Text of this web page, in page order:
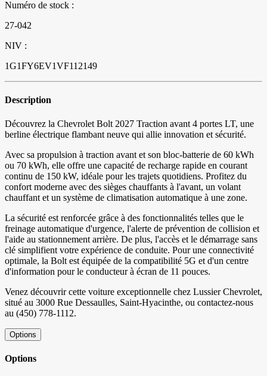
Numéro de stock :
27-042
NIV :
1G1FY6EV1VF112149
Description
Découvrez la Chevrolet Bolt 2027 Traction avant 4 portes LT, une
berline électrique flambant neuve qui allie innovation et sécurité.
Avec sa propulsion à traction avant et son bloc-batterie de 60 kWh
ou 70 kWh, elle offre une capacité de recharge rapide en courant
continu de 150 kW, idéale pour les trajets quotidiens. Profitez du
confort moderne avec des sièges chauffants à l'avant, un volant
chauffant et un système de climatisation automatique à une zone.
La sécurité est renforcée grâce à des fonctionnalités telles que le
freinage automatique d'urgence, l'alerte de prévention de collision et
l'aide au stationnement arrière. De plus, l'accès et le démarrage sans
clé simplifient votre expérience de conduite. Pour une connectivité
optimale, la Bolt est équipée de la compatibilité 5G et d'un centre
d'information pour le conducteur à écran de 11 pouces.
Venez découvrir cette voiture exceptionnelle chez Lussier Chevrolet,
situé au 3000 Rue Dessaulles, Saint-Hyacinthe, ou contactez-nous
au (450) 778-1112.
Options
Options